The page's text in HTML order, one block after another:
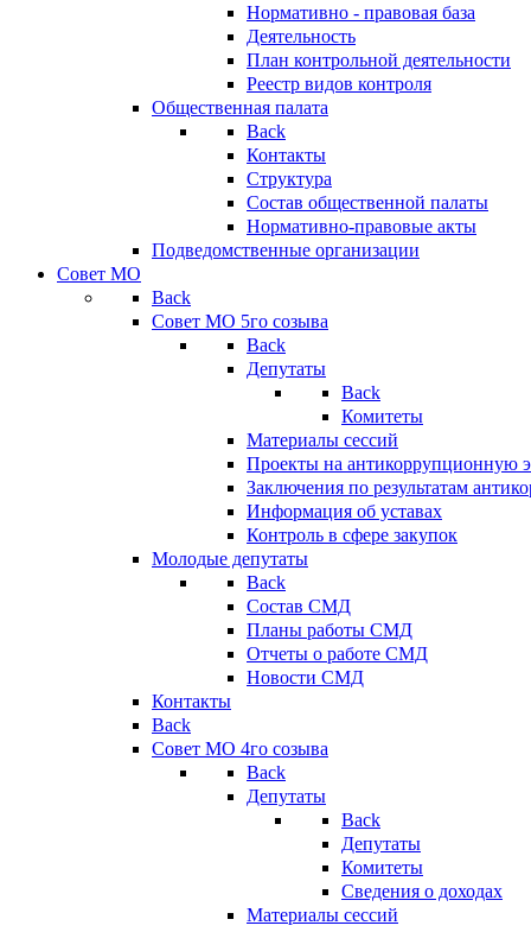
Нормативно - правовая база
Деятельность
План контрольной деятельности
Реестр видов контроля
Общественная палата
Back
Контакты
Структура
Состав общественной палаты
Нормативно-правовые акты
Подведомственные организации
Совет МО
Back
Совет МО 5го созыва
Back
Депутаты
Back
Комитеты
Материалы сессий
Проекты на антикоррупционную
Заключения по результатам
Информация об уставах
Контроль в сфере закупок
Молодые депутаты
Back
Состав СМД
Планы работы СМД
Отчеты о работе СМД
Новости СМД
Контакты
Back
Совет МО 4го созыва
Back
Депутаты
Back
Депутаты
Комитеты
Сведения о доходах
Материалы сессий